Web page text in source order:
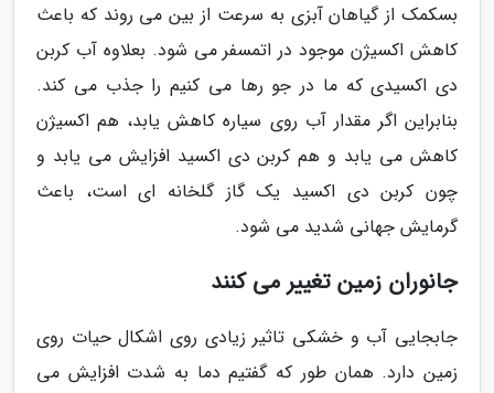
بسکمک از گیاهان آبزی به سرعت از بین می روند که باعث
کاهش اکسیژن موجود در اتمسفر می شود. بعلاوه آب کربن
دی اکسیدی که ما در جو رها می کنیم را جذب می کند.
بنابراین اگر مقدار آب روی سیاره کاهش یابد، هم اکسیژن
کاهش می یابد و هم کربن دی اکسید افزایش می یابد و
چون کربن دی اکسید یک گاز گلخانه ای است، باعث
گرمایش جهانی شدید می شود.
جانوران زمین تغییر می کنند
جابجایی آب و خشکی تاثیر زیادی روی اشکال حیات روی
زمین دارد. همان طور که گفتیم دما به شدت افزایش می